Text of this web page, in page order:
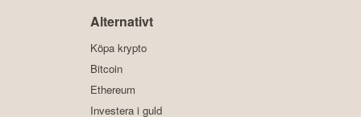
Alternativt
Köpa krypto
Bitcoin
Ethereum
Investera i guld